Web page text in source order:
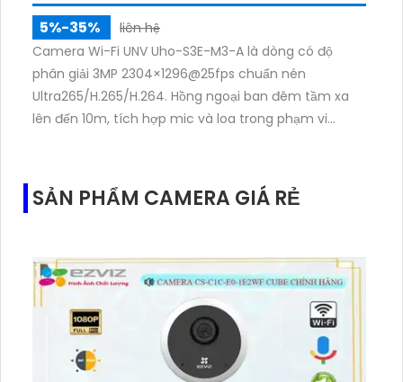
5%-35%
liên hệ
Camera Wi-Fi UNV Uho-S3E-M3-A là dòng có độ
phân giải 3MP 2304×1296@25fps chuẩn nén
Ultra265/H.265/H.264. Hồng ngoại ban đêm tầm xa
lên đến 10m, tích hợp mic và loa trong phạm vi
SẢN PHẨM CAMERA GIÁ RẺ